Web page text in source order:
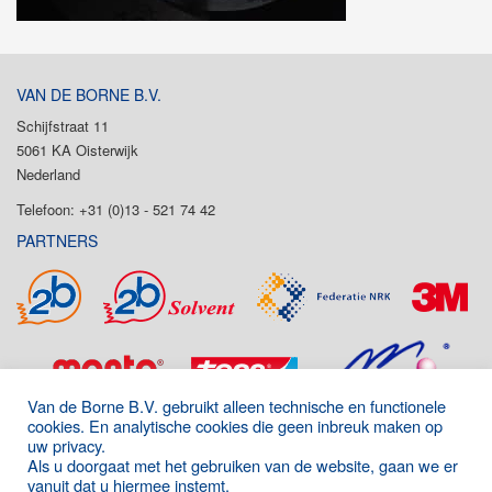
VAN DE BORNE B.V.
Schijfstraat 11
5061 KA Oisterwijk
Nederland
Telefoon: +31 (0)13 - 521 74 42
PARTNERS
Van de Borne B.V. gebruikt alleen technische en functionele
cookies. En analytische cookies die geen inbreuk maken op
uw privacy.
Als u doorgaat met het gebruiken van de website, gaan we er
vanuit dat u hiermee instemt.